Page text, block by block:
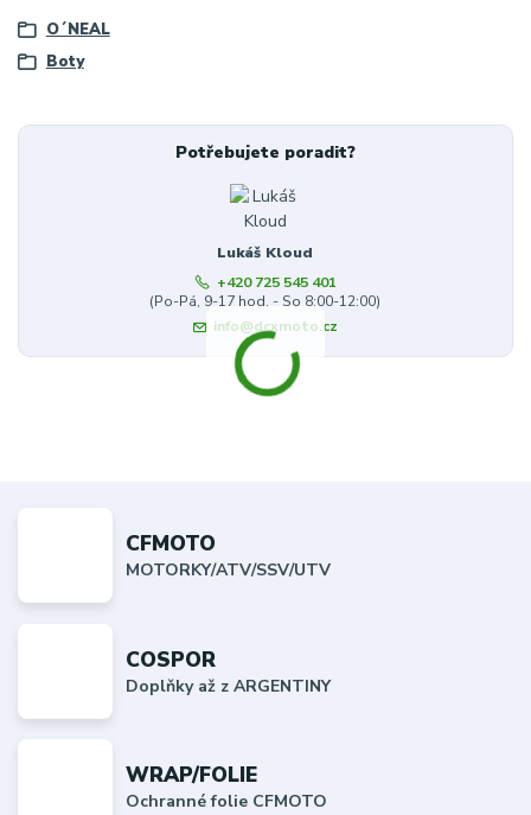
O´NEAL
Boty
Potřebujete poradit?
Lukáš Kloud
+420 725 545 401
(Po-Pá, 9-17 hod. - So 8:00-12:00)
info@dcxmoto.cz
CFMOTO
MOTORKY/ATV/SSV/UTV
COSPOR
Doplňky až z ARGENTINY
WRAP/FOLIE
Ochranné folie CFMOTO